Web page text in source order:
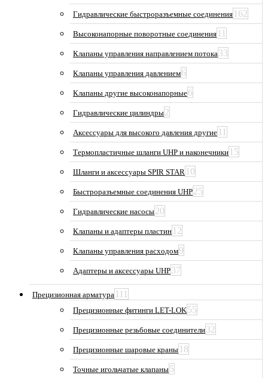
Гидравлические быстроразъемные соединения 162
Высоконапорные поворотные соединения 11
Клапаны управления направлением потока33
Клапаны управления давлением6
Клапаны другие высоконапорные6
Гидравлические цилиндры2
Аксессуары для высокого давления другие 11
Термопластичные шланги UHP и наконечники 15
Шланги и аксессуары SPIR STAR 10
Быстроразъемные соединения UHP25
Гидравлические насосы20
Клапаны и адаптеры пластин 12
Клапаны управления расходом9
Адаптеры и аксессуары UHP37
Прецизионная арматура 111
Прецизионные фитинги LET-LOK55
Прецизионные резьбовые соединители32
Прецизионные шаровые краны 18
Точные игольчатые клапаны5